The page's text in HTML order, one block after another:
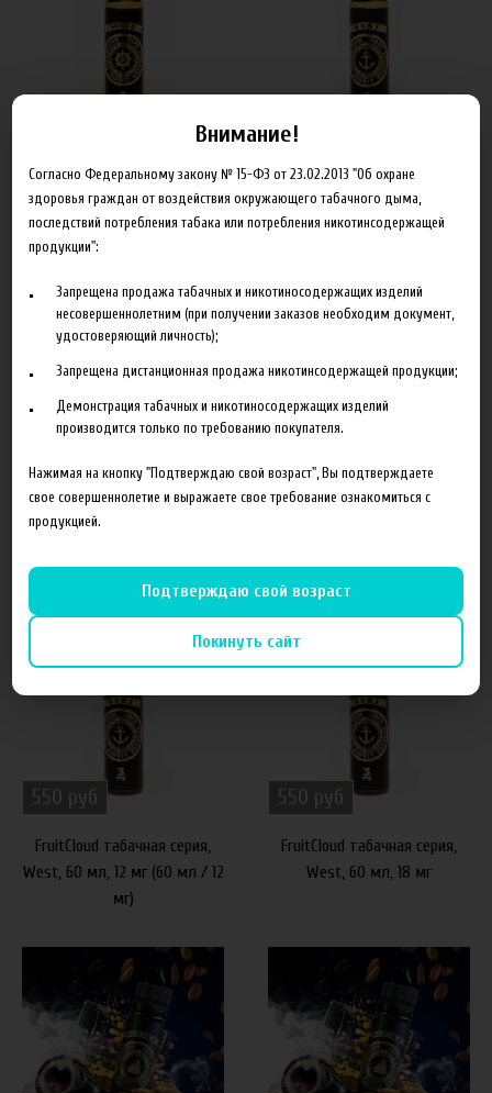
FruitCloud табачная серия,
South, 60 мл, 18 мг
550 руб
FruitCloud табачная серия,
West, 60 мл, 0 мг (60 мл / 0
мг)
FruitCloud табачная серия,
West, 60 мл, 3 мг (60 мл / 3
FruitCloud табачная серия,
550 руб
FruitCloud табачная серия,
West, 60 мл, 12 мг (60 мл / 12
мг)
550 руб
FruitCloud табачная серия,
West, 60 мл, 18 мг
Внимание!
Согласно Федеральному закону № 15-ФЗ от 23.02.2013 "Об охране
здоровья граждан от воздействия окружающего табачного дыма,
последствий потребления табака или потребления никотинсодержащей
продукции":
Запрещена продажа табачных и никотиносодержащих изделий
несовершеннолетним (при получении заказов необходим документ,
удостоверяющий личность);
Запрещена дистанционная продажа никотинсодержащей продукции;
Демонстрация табачных и никотиносодержащих изделий
производится только по требованию покупателя.
Нажимая на кнопку "Подтверждаю свой возраст", Вы подтверждаете
свое совершеннолетие и выражаете свое требование ознакомиться с
продукцией.
Подтверждаю свой возраст
Покинуть сайт